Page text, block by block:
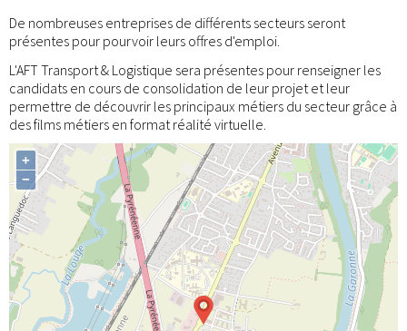
De nombreuses entreprises de différents secteurs seront
présentes pour pourvoir leurs offres d'emploi.
L'AFT Transport & Logistique sera présentes pour renseigner les
candidats en cours de consolidation de leur projet et leur
permettre de découvrir les principaux métiers du secteur grâce à
des films métiers en format réalité virtuelle.
+
−